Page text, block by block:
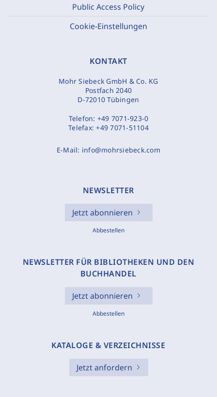
Public Access Policy
Cookie-Einstellungen
KONTAKT
Mohr Siebeck GmbH & Co. KG
Postfach 2040
D-72010 Tübingen
Telefon: +49 7071-923-0
Telefax:+49 7071-51104
E-Mail: info@mohrsiebeck.com
NEWSLETTER
Jetzt abonnieren
Abbestellen
NEWSLETTER FÜR BIBLIOTHEKEN UND DEN
BUCHHANDEL
Jetzt abonnieren
Abbestellen
KATALOGE & VERZEICHNISSE
Jetzt anfordern